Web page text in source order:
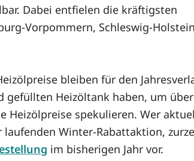
Dabei entfielen die kräftigsten
Vorpommern, Schleswig-Holstein
bleiben für den
gefüllten Heizöltank haben, um
Heizölpreise spekulieren. Wer
Winter-Rabattaktion,
im bisherigen Jahr vor.